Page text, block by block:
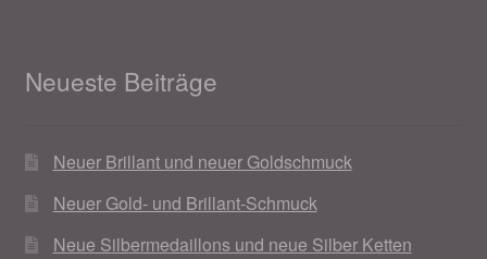
Neueste Beiträge
Neuer Brillant und neuer Goldschmuck
Neuer Gold- und Brillant-Schmuck
Neue Silbermedaillons und neue Silber Ketten